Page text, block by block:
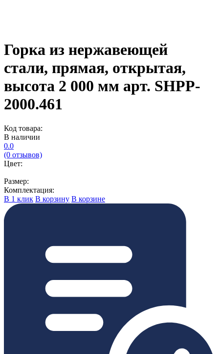
Горка из нержавеющей
стали, прямая, открытая,
высота 2 000 мм арт. SHPP-
2000.461
Код товара:
В наличии
0.0
(0 отзывов)
Цвет:
Размер:
Комплектация:
В 1 клик В корзину В корзине